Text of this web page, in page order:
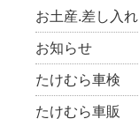
お土産.差し入れ
お知らせ
たけむら車検
たけむら車販